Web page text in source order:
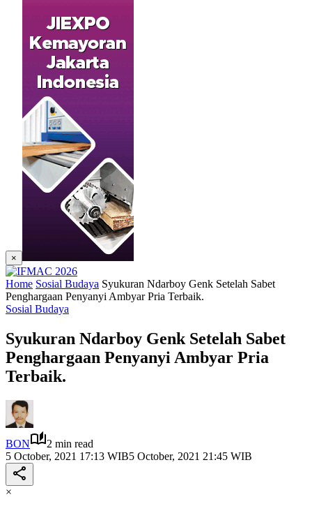
×
Home Sosial Budaya Syukuran Ndarboy Genk Setelah Sabet
Penghargaan Penyanyi Ambyar Pria Terbaik.
Sosial Budaya
Syukuran Ndarboy Genk Setelah Sabet
Penghargaan Penyanyi Ambyar Pria
Terbaik.
BON
2 min read
5 October, 2021 17:13 WIB5 October, 2021 21:45 WIB
×